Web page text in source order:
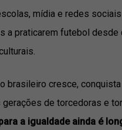
mídia e redes
a praticarem futebol desde
brasileiro cresce,
de torcedoras e
a igualdade ainda é